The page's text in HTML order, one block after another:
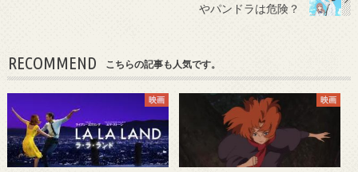
やパンドラは危険？
RECOMMEND こちらの記事も人気です。
映画 映画